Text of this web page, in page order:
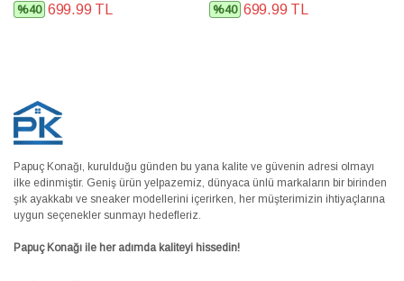
%40 699.99 TL %40 699.99 TL
Papuç Konağı, kurulduğu günden bu yana kalite ve güvenin adresi olmayı
ilke edinmiştir. Geniş ürün yelpazemiz, dünyaca ünlü markaların bir birinden
şık ayakkabı ve sneaker modellerini içerirken, her müşterimizin ihtiyaçlarına
uygun seçenekler sunmayı hedefleriz.
Papuç Konağı ile her adımda kaliteyi hissedin!